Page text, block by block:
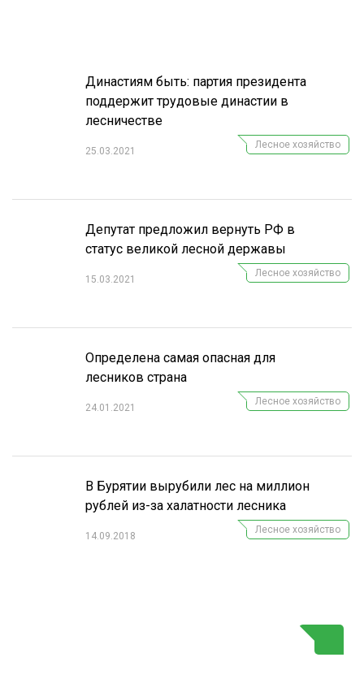
Династиям быть: партия президента
поддержит трудовые династии в
лесничестве
25.03.2021
Лесное хозяйство
Депутат предложил вернуть РФ в
статус великой лесной державы
15.03.2021
Лесное хозяйство
Определена самая опасная для
лесников страна
24.01.2021
Лесное хозяйство
В Бурятии вырубили лес на миллион
рублей из-за халатности лесника
14.09.2018
Лесное хозяйство